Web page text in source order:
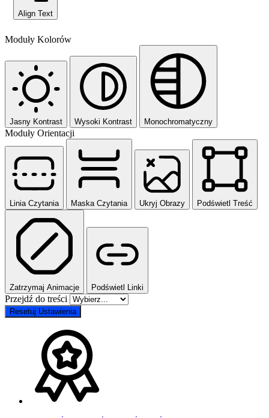
Align Text
Moduły Kolorów
Jasny Kontrast Wysoki Kontrast Monochromatyczny
Moduły Orientacji
Linia Czytania Maska Czytania Ukryj Obrazy Podświetl Treść
Zatrzymaj Animacje Podświetl Linki
Przejdź do treści
Resetuj Ustawienia